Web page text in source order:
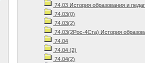
74.03 История образования и
74.03(0)
74.03(2)
74.03(2Рос-4Ста) История
74.04
74.04 (2)
74.04(2)